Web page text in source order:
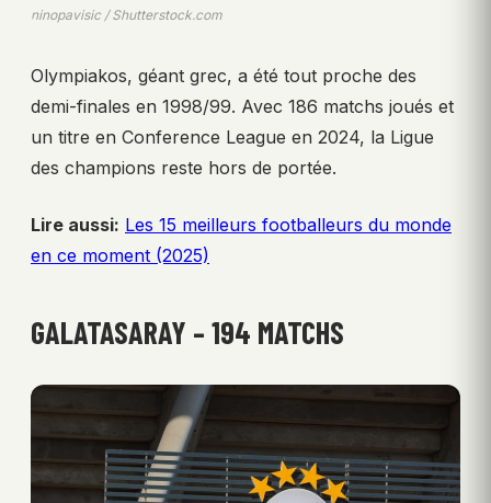
ninopavisic / Shutterstock.com
Olympiakos, géant grec, a été tout proche des
demi-finales en 1998/99. Avec 186 matchs joués et
un titre en Conference League en 2024, la Ligue
des champions reste hors de portée.
Lire aussi: Les 15 meilleurs footballeurs du monde
en ce moment (2025)
GALATASARAY – 194 MATCHS